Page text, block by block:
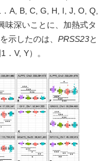
A, B, C, G, H, I, J, O, Q,
味深いことに、加熱式タ
示したのは、 PRSS23と
V, Y）。